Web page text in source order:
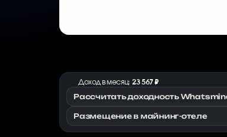
Доход в месяц: 23 567 ₽
Рассчитать доходность
Размещение в майнинг-отеле